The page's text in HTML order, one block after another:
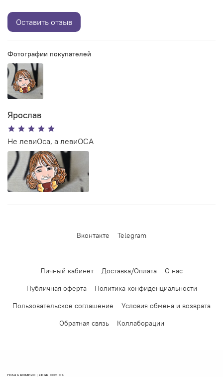
Фотографии покупателей
Ярослав
Не левиОса, а левиОСА
Оставить отзыв
Вконтакте Telegram
Личный кабинет Доставка/Оплата
О нас
Публичная оферта
Политика конфиденциальности
Пользовательское соглашение
Условия обмена и возврата
Обратная связь
Коллаборации
ГРАНЬ КОМИКС | EDGE COMICS